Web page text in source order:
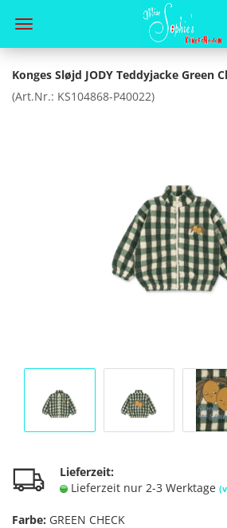
Konges Sløjd JODY Teddyjacke Green
(Art.Nr.: KS104868-P40022)
Lieferzeit:
Lieferzeit nur 2-3 Werktage
Farbe: GREEN CHECK